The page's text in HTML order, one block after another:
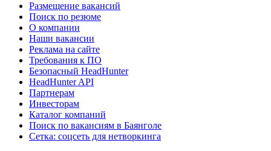
Размещение вакансий
Поиск по резюме
О компании
Наши вакансии
Реклама на сайте
Требования к ПО
Безопасный HeadHunter
HeadHunter API
Партнерам
Инвесторам
Каталог компаний
Поиск по вакансиям в Баянголе
Сетка: соцсеть для нетворкинга